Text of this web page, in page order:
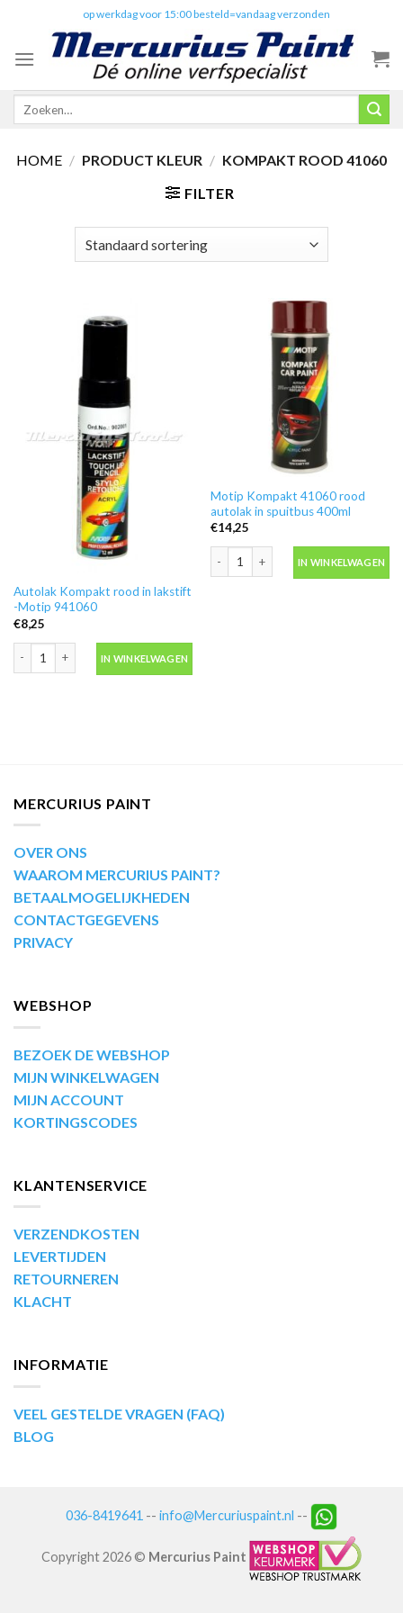
content
op werkdag voor 15:00 besteld=vandaag verzonden
Zoeken
HOME / PRODUCT KLEUR / KOMPAKT ROOD 41060
FILTER
Autolak Kompakt rood in lakstift
-Motip 941060
€8,25
IN WINKELWAGEN
Motip Kompakt 41060 rood
autolak in spuitbus 400ml
€14,25
IN WINKELWAGEN
MERCURIUS PAINT
OVER ONS
WAAROM MERCURIUS PAINT?
BETAALMOGELIJKHEDEN
CONTACTGEGEVENS
PRIVACY
WEBSHOP
BEZOEK DE WEBSHOP
MIJN WINKELWAGEN
MIJN ACCOUNT
KORTINGSCODES
KLANTENSERVICE
VERZENDKOSTEN
LEVERTIJDEN
RETOURNEREN
KLACHT
INFORMATIE
VEEL GESTELDE VRAGEN (FAQ)
BLOG
036-8419641 -- info@Mercuriuspaint.nl --
Copyright 2026 © Mercurius Paint